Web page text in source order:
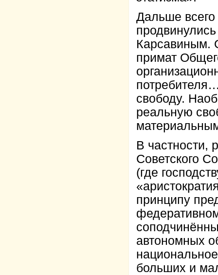
Дальше всего
Карсавиным.
примат
свободу.
реальную
В частности,
Советского
(где
принципу
автономных
больших и